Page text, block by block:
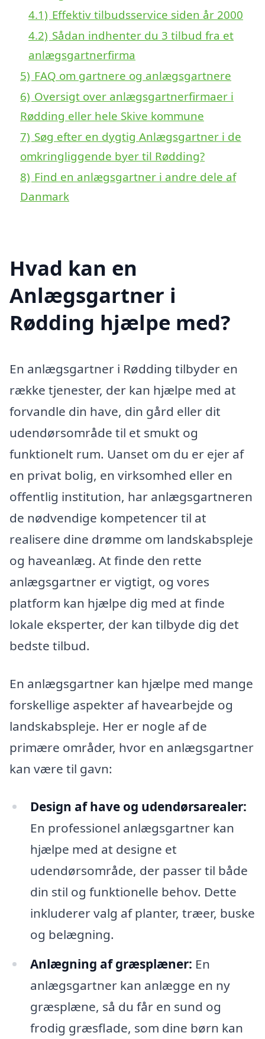
4.1) Effektiv tilbudsservice siden år 2000
4.2) Sådan indhenter du 3 tilbud fra et
anlægsgartnerfirma
5) FAQ om gartnere og anlægsgartnere
6) Oversigt over anlægsgartnerfirmaer i
Rødding eller hele Skive kommune
7) Søg efter en dygtig Anlægsgartner i de
omkringliggende byer til Rødding?
8) Find en anlægsgartner i andre dele af
Danmark
Hvad kan en
Anlægsgartner i
Rødding hjælpe med?
En anlægsgartner i Rødding tilbyder en
række tjenester, der kan hjælpe med at
forvandle din have, din gård eller dit
udendørsområde til et smukt og
funktionelt rum. Uanset om du er ejer af
en privat bolig, en virksomhed eller en
offentlig institution, har anlægsgartneren
de nødvendige kompetencer til at
realisere dine drømme om landskabspleje
og haveanlæg. At finde den rette
anlægsgartner er vigtigt, og vores
platform kan hjælpe dig med at finde
lokale eksperter, der kan tilbyde dig det
bedste tilbud.
En anlægsgartner kan hjælpe med mange
forskellige aspekter af havearbejde og
landskabspleje. Her er nogle af de
primære områder, hvor en anlægsgartner
kan være til gavn:
Design af have og udendørsarealer:
En professionel anlægsgartner kan
hjælpe med at designe et
udendørsområde, der passer til både
din stil og funktionelle behov. Dette
inkluderer valg af planter, træer, buske
og belægning.
Anlægning af græsplæner: En
anlægsgartner kan anlægge en ny
græsplæne, så du får en sund og
frodig græsflade, som dine børn kan